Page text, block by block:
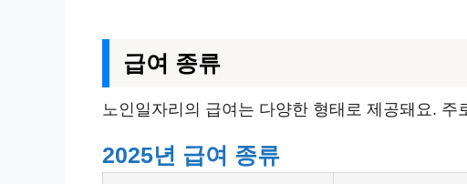
급여 종류
노인일자리의 급여는 다양한 형태로 제공돼요.
2025년 급여 종류